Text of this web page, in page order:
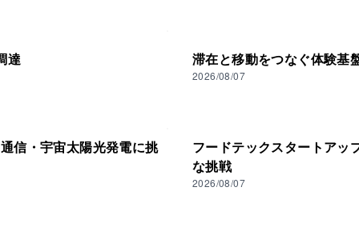
達 滞在と移動をつなぐ体験
2026/08/07
信・宇宙太陽光発電に挑
フードテックスタートアッ
な挑戦
2026/08/07